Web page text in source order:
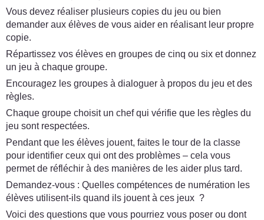
Vous devez réaliser plusieurs copies du jeu ou bien
demander aux élèves de vous aider en réalisant leur propre
copie.
Répartissez vos élèves en groupes de cinq ou six et donnez
un jeu à chaque groupe.
Encouragez les groupes à dialoguer à propos du jeu et des
règles.
Chaque groupe choisit un chef qui vérifie que les règles du
jeu sont respectées.
Pendant que les élèves jouent, faites le tour de la classe
pour identifier ceux qui ont des problèmes – cela vous
permet de réfléchir à des manières de les aider plus tard.
Demandez-vous : Quelles compétences de numération les
élèves utilisent-ils quand ils jouent à ces jeux ?
Voici des questions que vous pourriez vous poser ou dont